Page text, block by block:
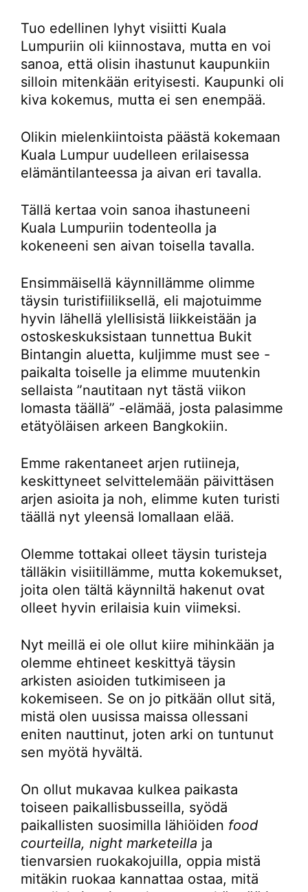
Tuo edellinen lyhyt visiitti Kuala
Lumpuriin oli kiinnostava, mutta en voi
sanoa, että olisin ihastunut kaupunkiin
silloin mitenkään erityisesti. Kaupunki oli
kiva kokemus, mutta ei sen enempää.
Olikin mielenkiintoista päästä kokemaan
Kuala Lumpur uudelleen erilaisessa
elämäntilanteessa ja aivan eri tavalla.
Tällä kertaa voin sanoa ihastuneeni
Kuala Lumpuriin todenteolla ja
kokeneeni sen aivan toisella tavalla.
Ensimmäisellä käynnillämme olimme
täysin turistifiiliksellä, eli majotuimme
hyvin lähellä ylellisistä liikkeistään ja
ostoskeskuksistaan tunnettua Bukit
Bintangin aluetta, kuljimme must see -
paikalta toiselle ja elimme muutenkin
sellaista ”nautitaan nyt tästä viikon
lomasta täällä” -elämää, josta palasimme
etätyöläisen arkeen Bangkokiin.
Emme rakentaneet arjen rutiineja,
keskittyneet selvittelemään päivittäsen
arjen asioita ja noh, elimme kuten turisti
täällä nyt yleensä lomallaan elää.
Olemme tottakai olleet täysin turisteja
tälläkin visiitillämme, mutta kokemukset,
joita olen tältä käynniltä hakenut ovat
olleet hyvin erilaisia kuin viimeksi.
Nyt meillä ei ole ollut kiire mihinkään ja
olemme ehtineet keskittyä täysin
arkisten asioiden tutkimiseen ja
kokemiseen. Se on jo pitkään ollut sitä,
mistä olen uusissa maissa ollessani
eniten nauttinut, joten arki on tuntunut
sen myötä hyvältä.
On ollut mukavaa kulkea paikasta
toiseen paikallisbusseilla, syödä
paikallisten suosimilla lähiöiden food
courteilla, night marketeilla ja
tienvarsien ruokakojuilla, oppia mistä
mitäkin ruokaa kannattaa ostaa, mitä